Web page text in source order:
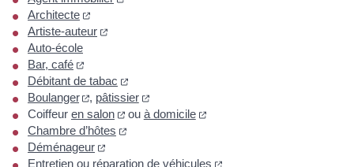
Architecte
Artiste-auteur
Auto-école
Bar, café
Débitant de tabac
Boulanger
, pâtissier
Coiffeur en salon ou à domicile
Chambre d’hôtes
Déménageur
Entretien ou réparation de véhicules